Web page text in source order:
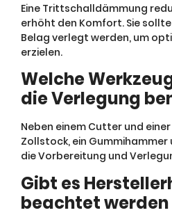
Eine Trittschalldämmung
erhöht den Komfort. Sie
Belag verlegt werden, um
erzielen.
Welche
die Verlegung
Neben einem Cutter und
Zollstock, ein
die Vorbereitung und
Gibt es
beachtet werden